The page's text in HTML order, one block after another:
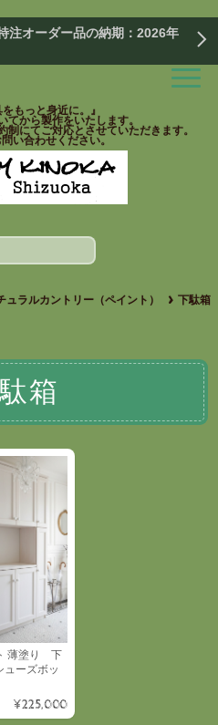
注オーダー品の納期：2026年
をもっと身近に。』
てから製作をいたします。
制にてご対応とさせていただきます。
い合わせください。
ュラルカントリー（ペイント） 下駄箱
箱
薄塗り 下
ーズボッ
¥225,000